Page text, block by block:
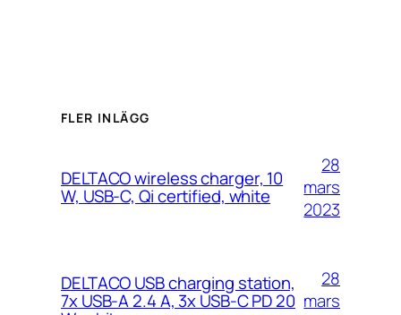
FLER INLÄGG
DELTACO wireless charger, 10
W, USB-C, Qi certified, white
28
mars
2023
DELTACO USB charging station,
7x USB-A 2.4 A, 3x USB-C PD 20
28
mars